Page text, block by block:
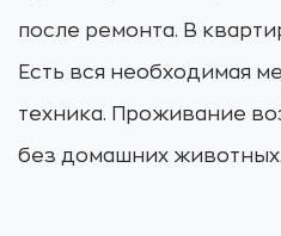
после ремонта. В
Есть вся необходимая
техника. Проживание
без домашних животных.